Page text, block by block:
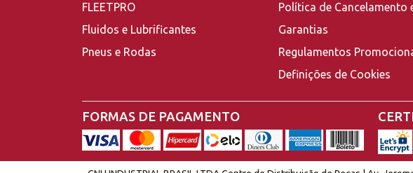
FLEETPRO
Fluidos e Lubrificantes
Pneus e Rodas
Política de Cancelamento
Garantias
Regulamentos
Definições de Cookies
FORMAS DE PAGAMENTO